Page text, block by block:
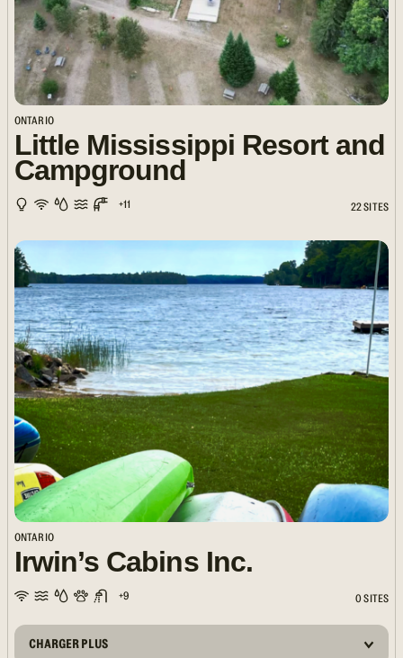
ONTARIO
Little Mississippi Resort and
Campground
+11 22 SITES
ONTARIO
Irwin’s Cabins Inc.
+9 0 SITES
CHARGER PLUS